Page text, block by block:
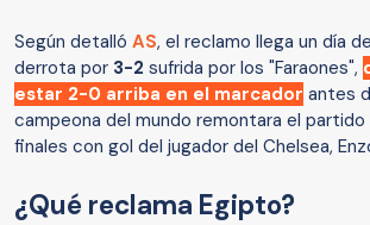
Según detalló AS, el reclamo llega un día
derrota por 3-2 sufrida por los "Faraones",
estar 2-0 arriba en el marcador antes
campeona del mundo remontara el
finales con gol del jugador del Chelsea,
¿Qué reclama Egipto?